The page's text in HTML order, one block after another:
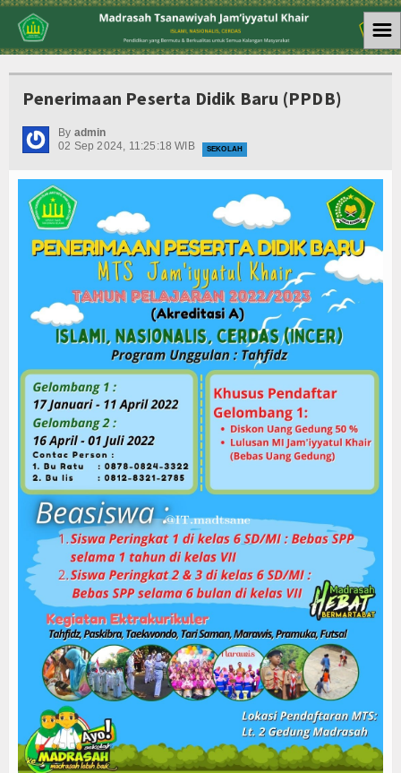
Home
Sekolah
Artikel
Siswa
Foto & Video
Acara
SISTEM INFORMASI
Raport Digital
simpatika
emis
Download
Miso Go id
modul
buku digital
PAI
umum
Miso Medis
☰
Penerimaan Peserta Didik Baru (PPDB)
By admin
02 Sep 2024, 11:25:18 WIB
SEKOLAH